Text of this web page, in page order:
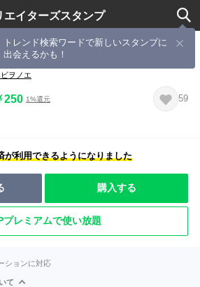
エイターズスタンプ
トレンド検索ワードで新しいスタンプに
出会えるかも！
ビヲノエ Vol.5
ヲノエ
250 1%還元 59
が利用できるようになりました
購入する
プレミアムで使い放題
ションに対応
て